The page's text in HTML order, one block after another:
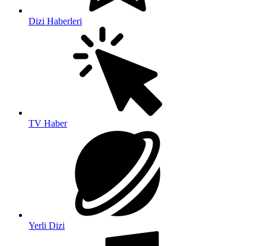
Dizi Haberleri
TV Haber
Yerli Dizi